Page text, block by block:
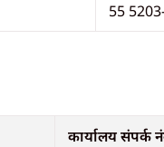
55
कार्यालय संपर्क